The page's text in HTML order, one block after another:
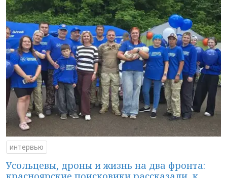
интервью
Усольцевы, дроны и жизнь на два фронта: